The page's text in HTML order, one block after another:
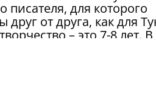
писателя, для которого
от друга, как для
– это 7-8 лет. В